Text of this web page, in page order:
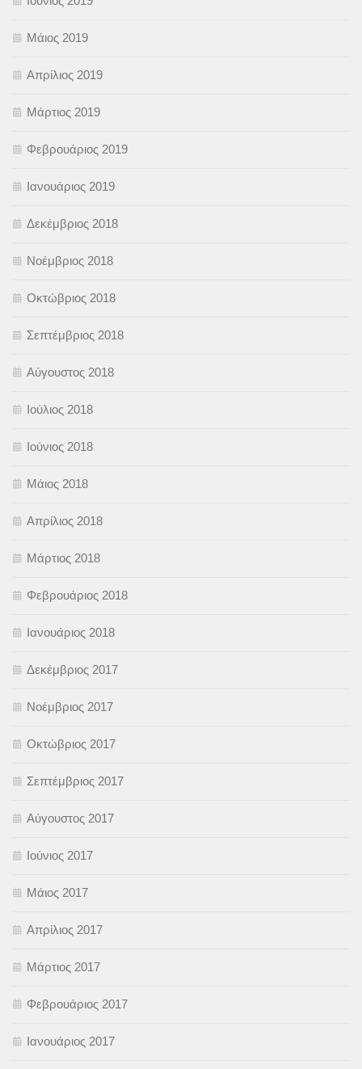
Μάιος 2019
Απρίλιος 2019
Μάρτιος 2019
Φεβρουάριος 2019
Ιανουάριος 2019
Δεκέμβριος 2018
Νοέμβριος 2018
Οκτώβριος 2018
Σεπτέμβριος 2018
Αύγουστος 2018
Ιούλιος 2018
Ιούνιος 2018
Μάιος 2018
Απρίλιος 2018
Μάρτιος 2018
Φεβρουάριος 2018
Ιανουάριος 2018
Δεκέμβριος 2017
Νοέμβριος 2017
Οκτώβριος 2017
Σεπτέμβριος 2017
Αύγουστος 2017
Ιούνιος 2017
Μάιος 2017
Απρίλιος 2017
Μάρτιος 2017
Φεβρουάριος 2017
Ιανουάριος 2017